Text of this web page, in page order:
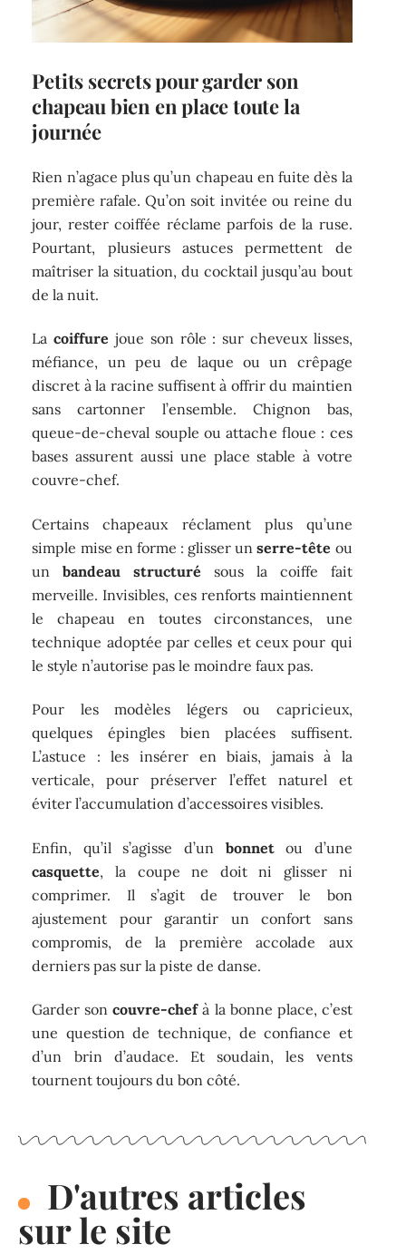
Petits secrets pour garder son
chapeau bien en place toute la
journée
Rien n’agace plus qu’un chapeau en fuite dès la
première rafale. Qu’on soit invitée ou reine du
jour, rester coiffée réclame parfois de la ruse.
Pourtant, plusieurs astuces permettent de
maîtriser la situation, du cocktail jusqu’au bout
de la nuit.
Lacoiffure joue son rôle : sur cheveux lisses,
méfiance, un peu de laque ou un crêpage
discret à la racine suffisent à offrir du maintien
sans cartonner l’ensemble. Chignon bas,
queue-de-cheval souple ou attache floue : ces
bases assurent aussi une place stable à votre
couvre-chef.
Certains chapeaux réclament plus qu’une
simple mise en forme : glisser unserre-tête ou
unbandeau structuré sous la coiffe fait
merveille. Invisibles, ces renforts maintiennent
le chapeau en toutes circonstances, une
technique adoptée par celles et ceux pour qui
le style n’autorise pas le moindre faux pas.
Pour les modèles légers ou capricieux,
quelques épingles bien placées suffisent.
L’astuce : les insérer en biais, jamais à la
verticale, pour préserver l’effet naturel et
éviter l’accumulation d’accessoires visibles.
Enfin, qu’il s’agisse d’un bonnetou d’une
casquette, la coupe ne doit ni glisser ni
comprimer. Il s’agit de trouver le bon
ajustement pour garantir un confort sans
compromis, de la première accolade aux
derniers pas sur la piste de danse.
Garder soncouvre-chefà la bonne place, c’est
une question de technique, de confiance et
d’un brin d’audace. Et soudain, les vents
tournent toujours du bon côté.
D'autres articles
sur le site